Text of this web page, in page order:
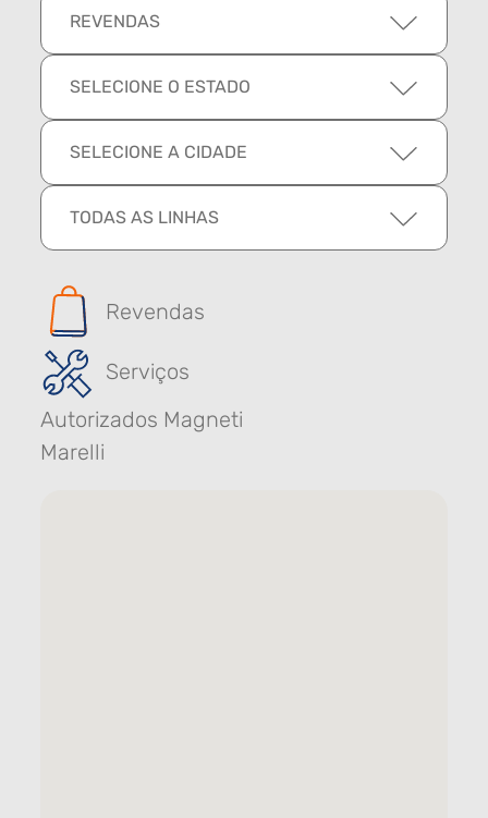
REVENDAS
SELECIONE O ESTADO
SELECIONE A CIDADE
TODAS AS LINHAS
Revendas
Serviços
Autorizados Magneti
Marelli